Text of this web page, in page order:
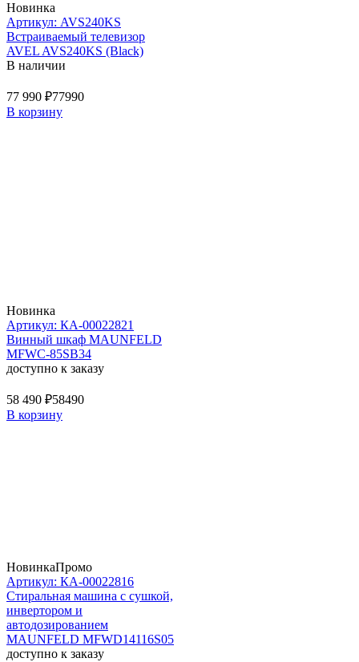
Новинка
Артикул: AVS240KS
Встраиваемый телевизор
AVEL AVS240KS (Black)
В наличии
77 990 ₽77990
В корзину
Новинка
Артикул: КА-00022821
Винный шкаф MAUNFELD
MFWC-85SB34
доступно к заказу
58 490 ₽58490
В корзину
НовинкаПромо
Артикул: КА-00022816
Стиральная машина c сушкой,
инвертором и
автодозированием
MAUNFELD MFWD14116S05
доступно к заказу